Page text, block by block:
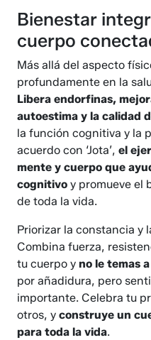
Bienestar
cuerpo
Más allá del aspecto
profundamente en la
Libera endorfinas,
autoestima y la calidad
la función cognitiva y la
acuerdo con ‘Jota’,el
mente y cuerpo que
cognitivo y promueve el
de toda la vida.
Priorizar la constancia y
Combina fuerza,
tu cuerpo yno le temas
por añadidura, pero
importante. Celebra tu
otros, yconstruye un
para toda la vida.